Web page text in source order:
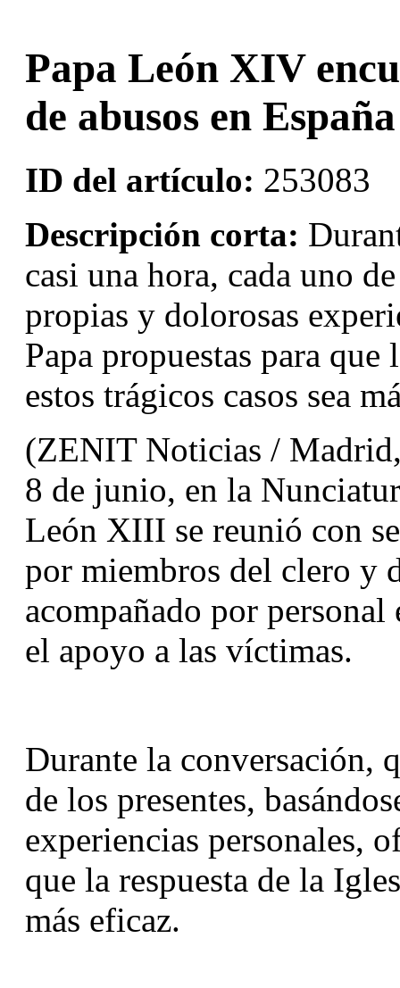
Papa León XIV
de abusos en España
ID del artículo: 253083
Descripción corta:
casi una hora, cada uno
propias y dolorosas
Papa propuestas para
estos trágicos casos sea
(ZENIT Noticias /
8 de junio, en la
León XIII se reunió con
por miembros del clero y
acompañado por
el apoyo a las víctimas.
Durante la conversación,
de los presentes,
experiencias personales,
que la respuesta de la
más eficaz.